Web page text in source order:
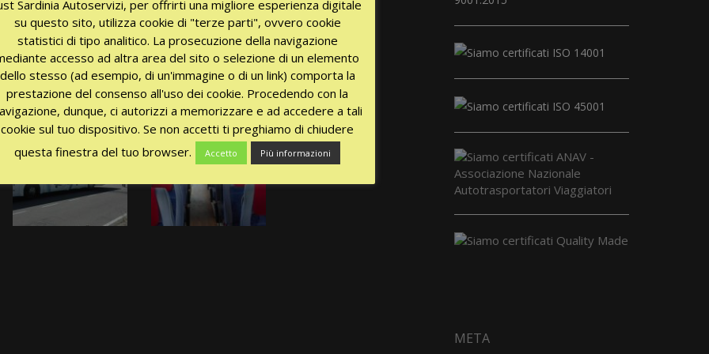
МЕТА
Sardinia Autoservizi, per offrirti una migliore esperienza digitale
su questo sito, utilizza cookie di "terze parti", ovvero cookie
statistici di tipo analitico. La prosecuzione della navigazione
accesso ad altra area del sito o selezione di un elemento
dello stesso (ad esempio, di un'immagine o di un link) comporta la
prestazione del consenso all'uso dei cookie. Procedendo con la
dunque, ci autorizzi a memorizzare e ad accedere a tali
cookie sul tuo dispositivo. Se non accetti ti preghiamo di chiudere
questa finestra del tuo browser.
Accetto Più informazioni